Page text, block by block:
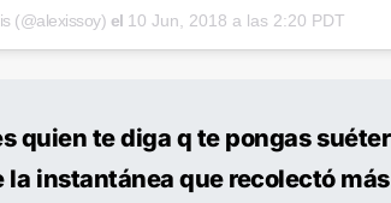
(@alexissoy) el 10 Jun, 2018 a las 2:20 PDT
quien te diga q te pongas suéter
la instantánea que recolectó más